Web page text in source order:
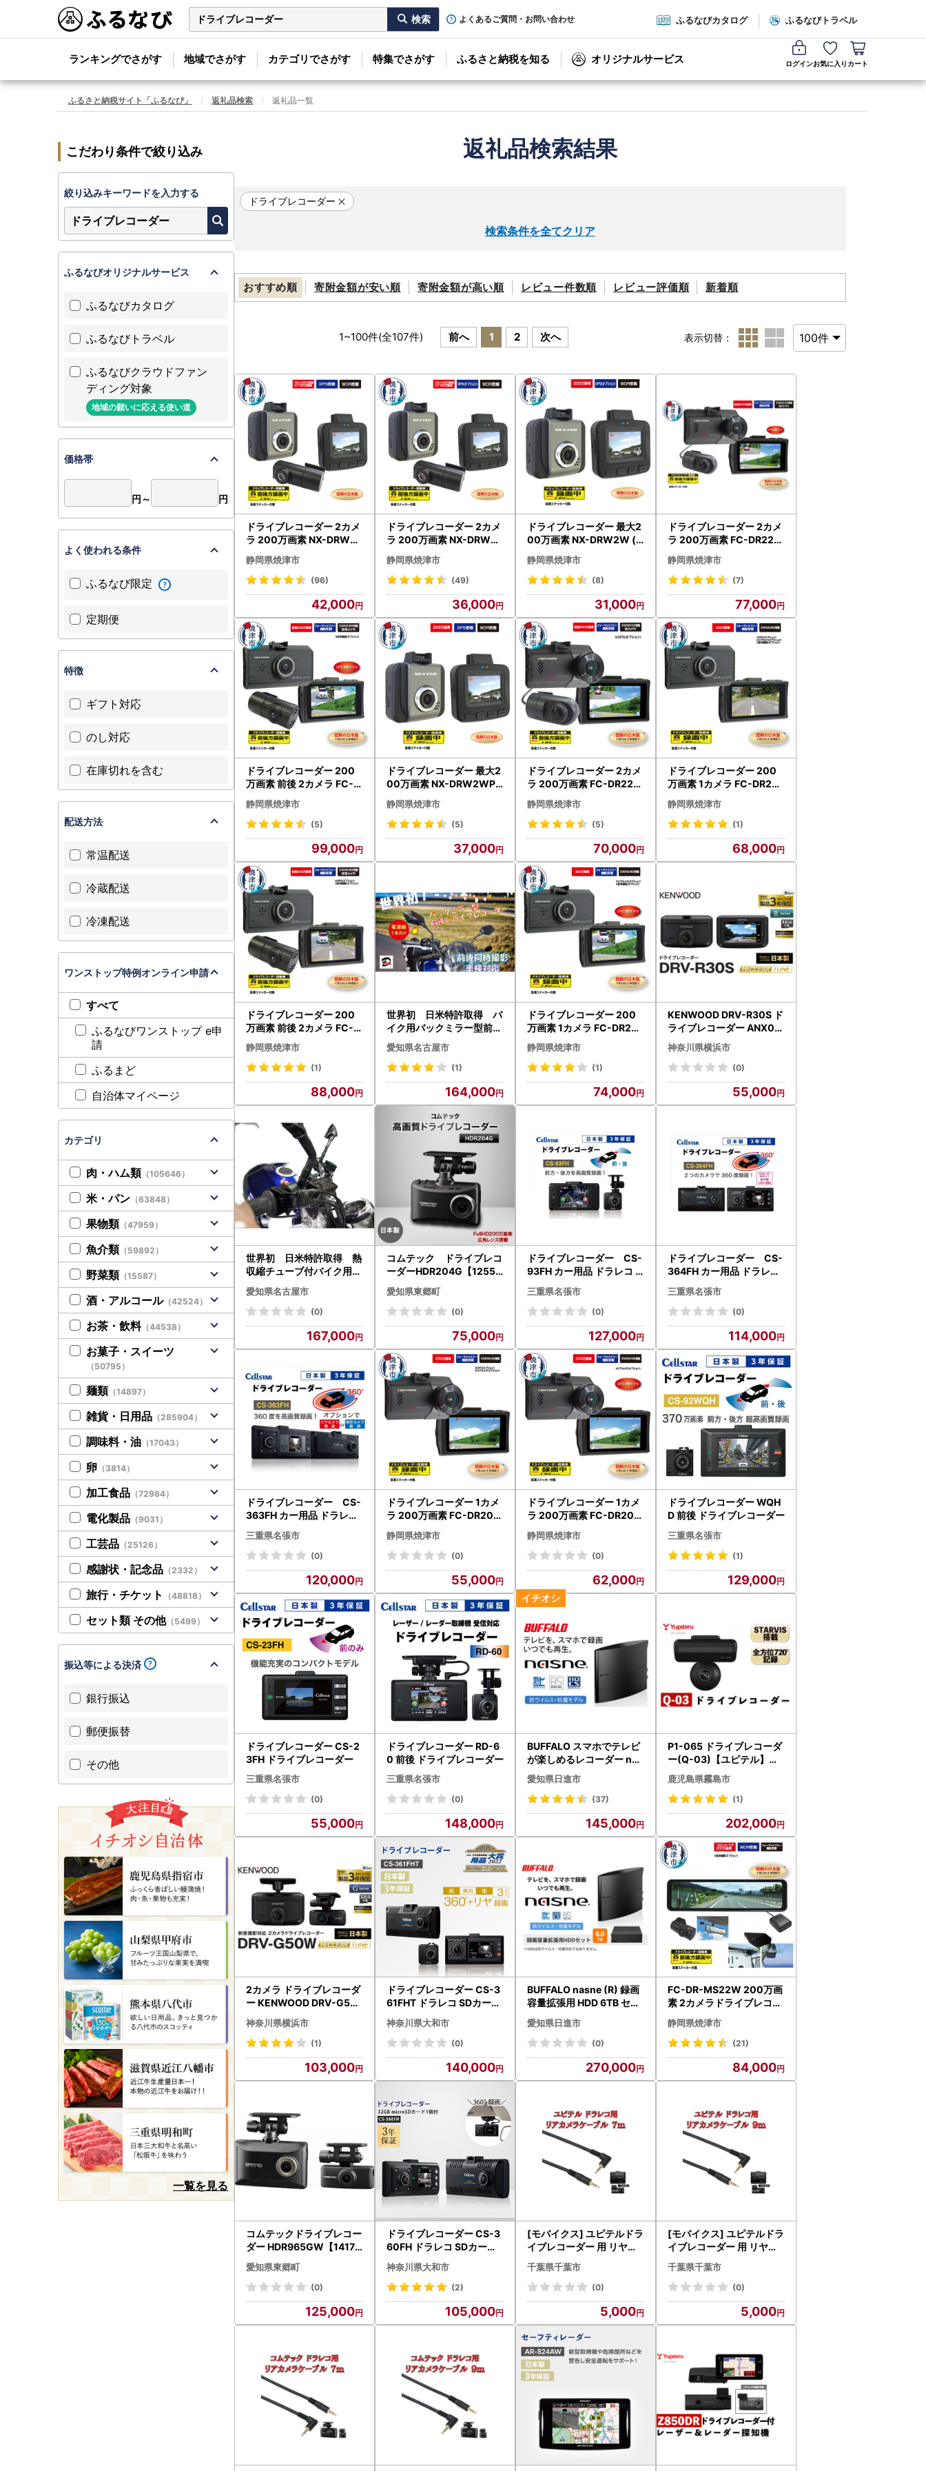
よくあるご質問・お問い合わせ ふるなびカタログ ふるなびトラベル
ランキングでさがす 地域でさがす カテゴリでさがす 特集でさがす ふるさと納税を知る オリジナルサービス ログインお気に入り カート
ふるさと納税サイト「ふるなび」 返礼品検索 返礼品一覧
返礼品検索結果
ドライブレコーダー
検索条件を全てクリア
おすすめ順 寄附金額が安い順 寄附金額が高い順 レビュー件数順 レビュー評価順 新着順
1~100件(全107件) 前へ 1 2 次へ 表示切替：
ドライブレコーダー 2カメ
ラ 200万画素 NX-DRW22
WPLUS (a41-002)
静岡県焼津市
(96)
42,000
ドライブレコーダー 2カメ
ラ 200万画素 NX-DRW22
W (a35-019)
静岡県焼津市
(49)
36,000
ドライブレコーダー 最大2
00万画素 NX-DRW2W (a
静岡県焼津市
(8)
31,000
ドライブレコーダー 2カメ
ラ 200万画素 FC-DR226
WPLUSW (a76-002)
静岡県焼津市
(7)
77,000
ドライブレコーダー 200
万画素 前後 2カメラ FC-D
R232WWPLUS (a98-00
1)
静岡県焼津市
(5)
99,000
ドライブレコーダー 最大2
00万画素 NX-DRW2WPL
US (a36-034)
静岡県焼津市
(5)
37,000
ドライブレコーダー 2カメ
ラ 200万画素 FC-DR226
ＷW (a69-004)
静岡県焼津市
(5)
70,000
ドライブレコーダー 200
万画素 1カメラ FC-DR231
WW (a67-007)
静岡県焼津市
(1)
68,000
ドライブレコーダー 200
万画素 前後 2カメラ FC-D
R232WW (a87-002)
静岡県焼津市
(1)
88,000
世界初 日米特許取得 バ
イク用バックミラー型前後
ドライブレコーダー
愛知県名古屋市
(1)
164,000
ドライブレコーダー 200
万画素 1カメラ FC-DR231
WWPLUS (a73-002)
静岡県焼津市
(1)
74,000
KENWOOD DRV-R30S ド
ライブレコーダー ANX00
02
神奈川県横浜市
(0)
55,000
世界初 日米特許取得 熱
収縮チューブ付バイク用バ
ックミラー型前後ドライブ
レコーダー
愛知県名古屋市
(0)
167,000
コムテック ドライブレコ
ーダーHDR204G【12559
43】
愛知県東郷町
(0)
75,000
ドライブレコーダー CS-
93FH カー用品 ドラレコ
日本製 3年保証 三重県 名
張市
三重県名張市
(0)
127,000
ドライブレコーダー CS-
364FH カー用品 ドラレコ
日本製 3年保証 三重県 名
張市
三重県名張市
(0)
114,000
ドライブレコーダー CS-
363FH カー用品 ドラレコ
日本製 3年保証 三重県 名
張市
三重県名張市
(0)
120,000
ドライブレコーダー 1カメ
ラ 200万画素 FC-DR206
SW (a54-003)
静岡県焼津市
(0)
55,000
ドライブレコーダー 1カメ
ラ 200万画素 FC-DR206
SPLUSW (a61-003)
静岡県焼津市
(0)
62,000
ドライブレコーダー WQH
D 前後 ドライブレコーダー
三重県名張市
(1)
129,000
ドライブレコーダー CS-2
3FH ドライブレコーダー
三重県名張市
(0)
55,000
ドライブレコーダー RD-6
0 前後 ドライブレコーダー
三重県名張市
(0)
148,000
BUFFALO スマホでテレビ
が楽しめるレコーダー nas
ne (R) HDDレコーダー 家
電
愛知県日進市
(37)
145,000
P1-065 ドライブレコーダ
ー(Q-03)【ユピテル】日
本製 霧島市 カー用品 家電
ドラレコ 電化製品 車 カー
アクセサリー 全方位
鹿児島県霧島市
(1)
202,000
2カメラ ドライブレコーダ
ー KENWOOD DRV-G50
W｜GPS対応 デュアルカ
メラ 常時録画 車載カメラ
ANX0001
神奈川県横浜市
(1)
103,000
ドライブレコーダー CS-3
61FHT ドラレコ SDカード
付 360°録画 カー用品 車用
品
神奈川県大和市
(0)
140,000
BUFFALO nasne (R) 録画
容量拡張用 HDD 6TB セッ
ト 外付け HDDレコーダー
家電
愛知県日進市
(0)
270,000
FC-DR-MS22W 200万画
素 2カメラドライブレコー
ダー (a83-002)
静岡県焼津市
(21)
84,000
コムテックドライブレコー
ダー HDR965GW【14174
98】
愛知県東郷町
(0)
125,000
ドライブレコーダー CS-3
60FH ドラレコ SDカード
付 360°録画 カー用品 車用
品
神奈川県大和市
(2)
105,000
[モバイクス] ユピテルドラ
イブレコーダー 用 リヤカ
メラケーブル(7m) 互換 代
用品【YUPITERU3-LS7】
ドラレコ 後方カメラ接続
用 配線 セダン・SUV・ク
ロカン・ハッチバック・コ
ンパクトカーに
千葉県千葉市
(0)
5,000
[モバイクス] ユピテルドラ
イブレコーダー 用 リヤカ
メラケーブル(9m) 互換 代
用品【YUPITERU3-LS9】
ドラレコ 後方カメラ接続
用 配線 大型ミニバンでも
千葉県千葉市
(0)
5,000
こだわり条件で絞り込み
絞り込みキーワードを入力する
ふるなびオリジナルサービス
ふるなびカタログ
ふるなびトラベル
ふるなびクラウドファン
ディング対象
地域の願いに応える使い道
価格帯
円～ 円
よく使われる条件
ふるなび限定
定期便
特徴
ギフト対応
のし対応
在庫切れを含む
配送方法
常温配送
冷蔵配送
冷凍配送
ワンストップ特例オンライン申請
すべて
ふるなびワンストップ e申
請
ふるまど
自治体マイページ
カテゴリ
肉・ハム類 （105646）
米・パン （63848）
果物類 （47959）
魚介類 （59892）
野菜類 （15587）
酒・アルコール（42524）
お茶・飲料（44538）
お菓子・スイーツ
（50795）
麺類 （14897）
雑貨・日用品 （285904）
調味料・油 （17043）
卵 （3814）
加工食品 （72984）
電化製品 （9031）
工芸品 （25126）
感謝状・記念品 （2332）
旅行・チケット （48818）
セット類 その他（5499）
振込等による決済
銀行振込
郵便振替
その他
一覧を見る